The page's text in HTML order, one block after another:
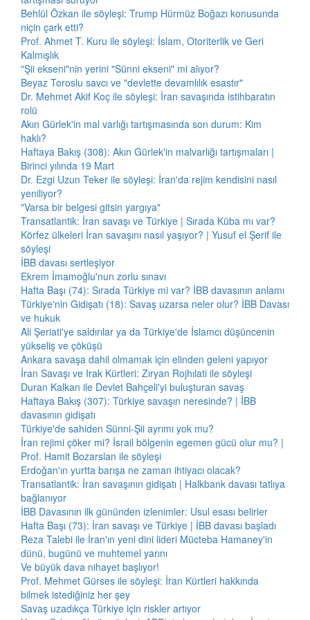
Behlül Özkan ile söyleşi: Trump Hürmüz Boğazı konusunda
niçin çark etti?
Prof. Ahmet T. Kuru ile söyleşi: İslam, Otoriterlik ve Geri
Kalmışlık
"Şii ekseni"nin yerini "Sünni ekseni" mi alıyor?
Beyaz Toroslu savcı ve "devlette devamlılık esastır"
Dr. Mehmet Akif Koç ile söyleşi: İran savaşında istihbaratın
rolü
Akın Gürlek'in mal varlığı tartışmasında son durum: Kim
haklı?
Haftaya Bakış (308): Akın Gürlek'in malvarlığı tartışmaları |
Birinci yılında 19 Mart
Dr. Ezgi Uzun Teker ile söyleşi: İran'da rejim kendisini nasıl
yeniliyor?
"Varsa bir belgesi gitsin yargıya"
Transatlantik: İran savaşı ve Türkiye | Sırada Küba mı var?
Körfez ülkeleri İran savaşını nasıl yaşıyor? | Yusuf el Şerif ile
söyleşi
İBB davası sertleşiyor
Ekrem İmamoğlu'nun zorlu sınavı
Hafta Başı (74): Sırada Türkiye mi var? İBB davasının anlamı
Türkiye'nin Gidişatı (18): Savaş uzarsa neler olur? İBB Davası
ve hukuk
Ali Şeriati'ye saldırılar ya da Türkiye'de İslamcı düşüncenin
yükseliş ve çöküşü
Ankara savaşa dahil olmamak için elinden geleni yapıyor
İran Savaşı ve Irak Kürtleri: Zıryan Rojhılati ile söyleşi
Duran Kalkan ile Devlet Bahçeli'yi buluşturan savaş
Haftaya Bakış (307): Türkiye savaşın neresinde? | İBB
davasının gidişatı
Türkiye'de sahiden Sünni-Şii ayrımı yok mu?
İran rejimi çöker mi? İsrail bölgenin egemen gücü olur mu? |
Prof. Hamit Bozarslan ile söyleşi
Erdoğan'ın yurtta barışa ne zaman ihtiyacı olacak?
Transatlantik: İran savaşının gidişatı | Halkbank davası tatlıya
bağlanıyor
İBB Davasının ilk gününden izlenimler: Usul esası belirler
Hafta Başı (73): İran savaşı ve Türkiye | İBB davası başladı
Reza Talebi ile İran'ın yeni dini lideri Mücteba Hamaney'in
dünü, bugünü ve muhtemel yarını
Ve büyük dava nihayet başlıyor!
Prof. Mehmet Gürses ile söyleşi: İran Kürtleri hakkında
bilmek istediğiniz her şey
Savaş uzadıkça Türkiye için riskler artıyor